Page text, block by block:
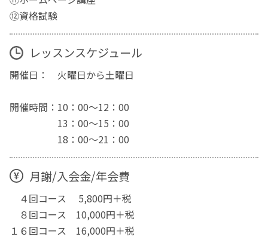
⑫資格試験
レッスンスケジュール
開催日： 火曜日から土曜日
開催時間：10：00～12：00
13：00～15：00
18：00～21：00
月謝/入会金/年会費
４回コース 5,800円＋税
８回コース 10,000円＋税
１６回コース 16,000円＋税